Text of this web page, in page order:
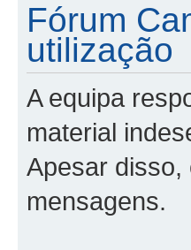
Fórum
utilização
A equipa
material
Apesar disso,
mensagens.